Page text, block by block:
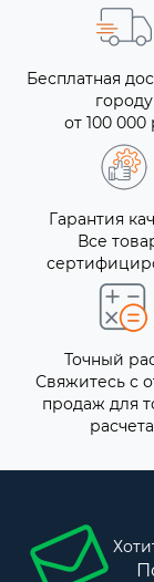
Бесплатная
городу
от 100 000
Гарантия
Все
Точный
Свяжитесь с
продаж для